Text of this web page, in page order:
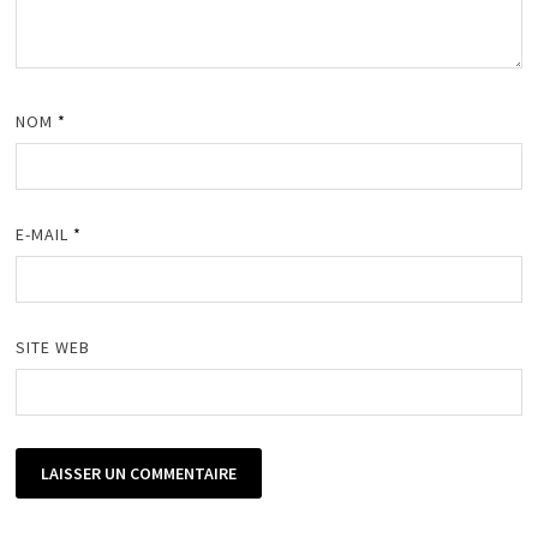
NOM *
E-MAIL *
SITE WEB